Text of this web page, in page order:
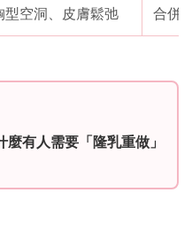
型空洞、皮膚鬆弛 合併
有人需要「隆乳重做」